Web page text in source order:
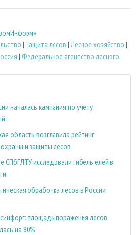
| Защита лесов |Лесное хозяйство |
| Федеральное агентство лесного
началась кампания по учету
область возглавила рейтинг
и защиты лесов
СПбГЛТУ исследовали гибель елей в
обработка лесов в России
площадь поражения лесов
на 80%